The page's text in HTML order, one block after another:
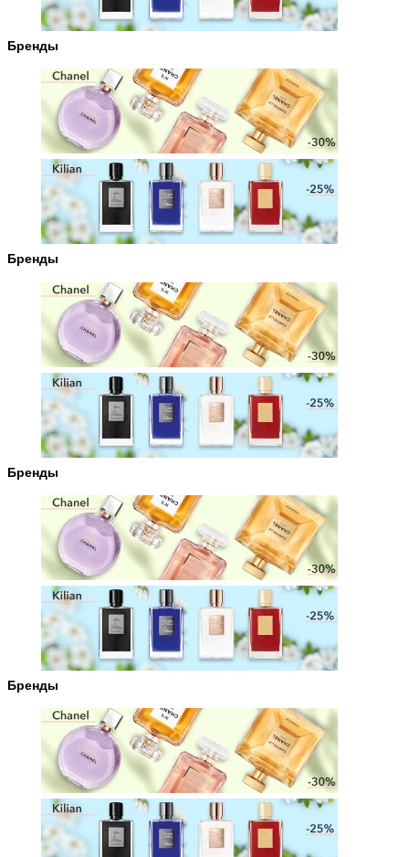
Бренды
Бренды
Бренды
Бренды